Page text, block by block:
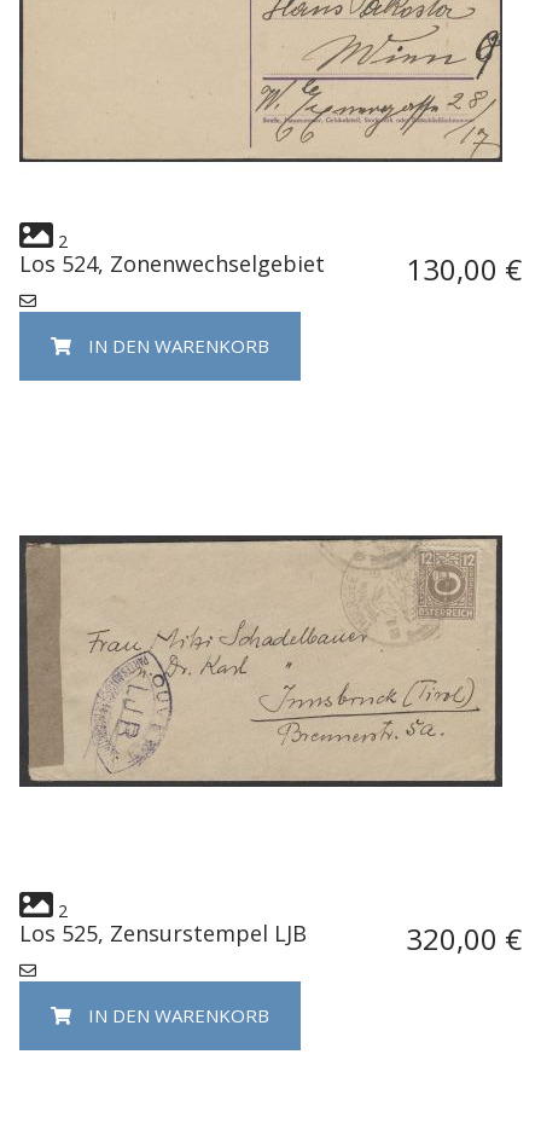
2
Los 524, Zonenwechselgebiet 130,00 €
IN DEN WARENKORB
2
Los 525, Zensurstempel LJB 320,00 €
IN DEN WARENKORB